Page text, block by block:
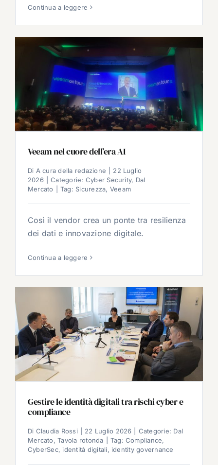
Continua a leggere
Veeam nel cuore dell’era AI
Di A cura della redazione
22 Luglio
2026
Categorie: Cyber Security, Dal
Mercato
Tag: Sicurezza, Veeam
Così il vendor crea un ponte tra resilienza
dei dati e innovazione digitale.
Continua a leggere
Gestire le identità digitali tra rischi cyber e
compliance
Di Claudia Rossi 22 Luglio 2026 Categorie: Dal
Mercato,Tavola rotonda Tag: Compliance,
CyberSec, identità digitali, identity governance